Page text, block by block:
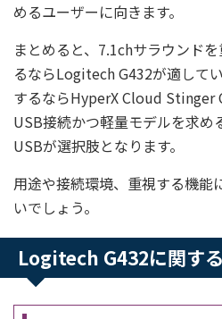
めるユーザーに向きます。
まとめると、7.1chサラウンド
るならLogitech G432が適して
するならHyperX Cloud Stinger
USB接続かつ軽量モデルを求め
USBが選択肢となります。
用途や接続環境、重視する機能
いでしょう。
Logitech G432に関す